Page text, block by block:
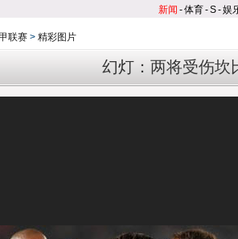
新闻 -体育-S-娱
联赛 > 精彩图片
幻灯：两将受伤坎